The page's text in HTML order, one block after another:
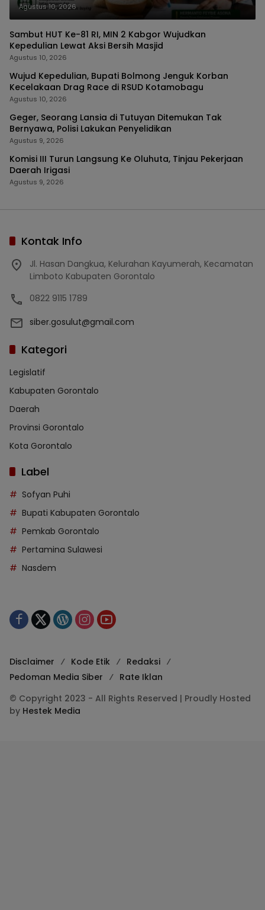
Kemarau
Agustus 10, 2026
Sambut HUT Ke-81 RI, MIN 2 Kabgor Wujudkan
Kepedulian Lewat Aksi Bersih Masjid
Agustus 10, 2026
Wujud Kepedulian, Bupati Bolmong Jenguk Korban
Kecelakaan Drag Race di RSUD Kotamobagu
Agustus 10, 2026
Geger, Seorang Lansia di Tutuyan Ditemukan Tak
Bernyawa, Polisi Lakukan Penyelidikan
Agustus 9, 2026
Komisi III Turun Langsung Ke Oluhuta, Tinjau Pekerjaan
Daerah Irigasi
Agustus 9, 2026
Kontak Info
Jl. Hasan Dangkua, Kelurahan Kayumerah, Kecamatan
Limboto Kabupaten Gorontalo
0822 9115 1789
siber.gosulut@gmail.com
Kategori
Legislatif
Kabupaten Gorontalo
Daerah
Provinsi Gorontalo
Kota Gorontalo
Label
Sofyan Puhi
Bupati Kabupaten Gorontalo
Pemkab Gorontalo
Pertamina Sulawesi
Nasdem
Disclaimer Kode Etik
Redaksi
Pedoman Media Siber
Rate Iklan
© Copyright 2023 - All Rights Reserved | Proudly Hosted
by Hestek Media